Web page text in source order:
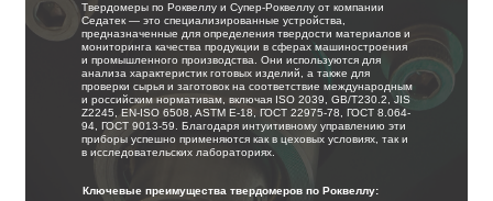
Скачать
каталог
Твердомеры по Роквеллу и Супер-Роквеллу от компании
Седатек — это специализированные устройства,
предназначенные для определения твердости материалов и
мониторинга качества продукции в сферах машиностроения
и промышленного производства. Они используются для
анализа характеристик готовых изделий, а также для
проверки сырья и заготовок на соответствие международным
и российским нормативам, включая ISO 2039, GB/T230.2, JIS
Z2245, EN-ISO 6508, ASTM E-18, ГОСТ 22975-78, ГОСТ 8.064-
94, ГОСТ 9013-59. Благодаря интуитивному управлению эти
приборы успешно применяются как в цеховых условиях, так и
в исследовательских лабораториях.
Ключевые преимущества твердомеров по Роквеллу: